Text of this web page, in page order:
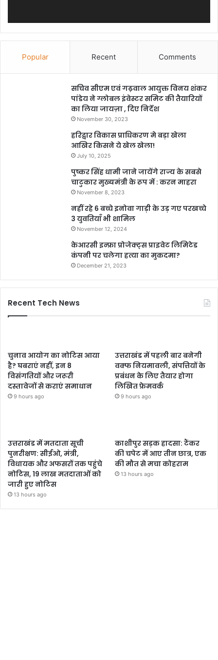
Popular Recent Comments
सचिव सीएम एवं गढ़वाल आयुक्त विनय शंकर
पांडेय ने ग्लोबल इंवेस्टर समिट की तैयारियों
का लिया जायज़ा , दिए निर्देश
November 30, 2023
हरिद्वार विकास प्राधिकरण मे बड़ा खेला
आखिर किसने ये खेल खेला!
July 10, 2025
पुष्कर सिंह धामी जाने जायेंगे राज्य के सबसे
चाटुकार मुख्यमंत्री के रूप में : करन माहरा
November 8, 2023
नहीं रहे 6 बच्चे इनोवा गाड़ी के उड़ गए परखच्चे
3 युवतियाँ भी शामिल
November 12, 2024
केआरसी इन्फ्रा प्रोजेक्ट्स प्राइवेट लिमिटेड
कंपनी पर चलेगा हत्या का मुकदमा?
December 21, 2023
Recent Tech News
चुनाव आयोग का नोटिस आया
है? घबराएं नहीं, इन 8
विसंगतियों और जरूरी
दस्तावेजों से कराएं समाधान
9 hours ago
उत्तराखंड में पहली बार बनेगी
वक्फ नियमावली, संपत्तियों के
प्रबंधन के लिए तैयार होगा
लिखित फ्रेमवर्क
9 hours ago
उत्तराखंड में मतदाता सूची
पुनरीक्षण: सीईओ, मंत्री,
विधायक और अफसरों तक पहुंचे
नोटिस, 19 लाख मतदाताओं को
जारी हुए नोटिस
13 hours ago
काशीपुर सड़क हादसा: टैंकर
की चपेट में आए तीन छात्र, एक
की मौत से मचा कोहराम
13 hours ago